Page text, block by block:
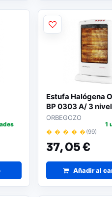
Estufa Halógena
BP 0303 A/ 3
potencia/ 1200W
ORBEGOZO
� � � � �(99)
37,05 €
1
Añadir al